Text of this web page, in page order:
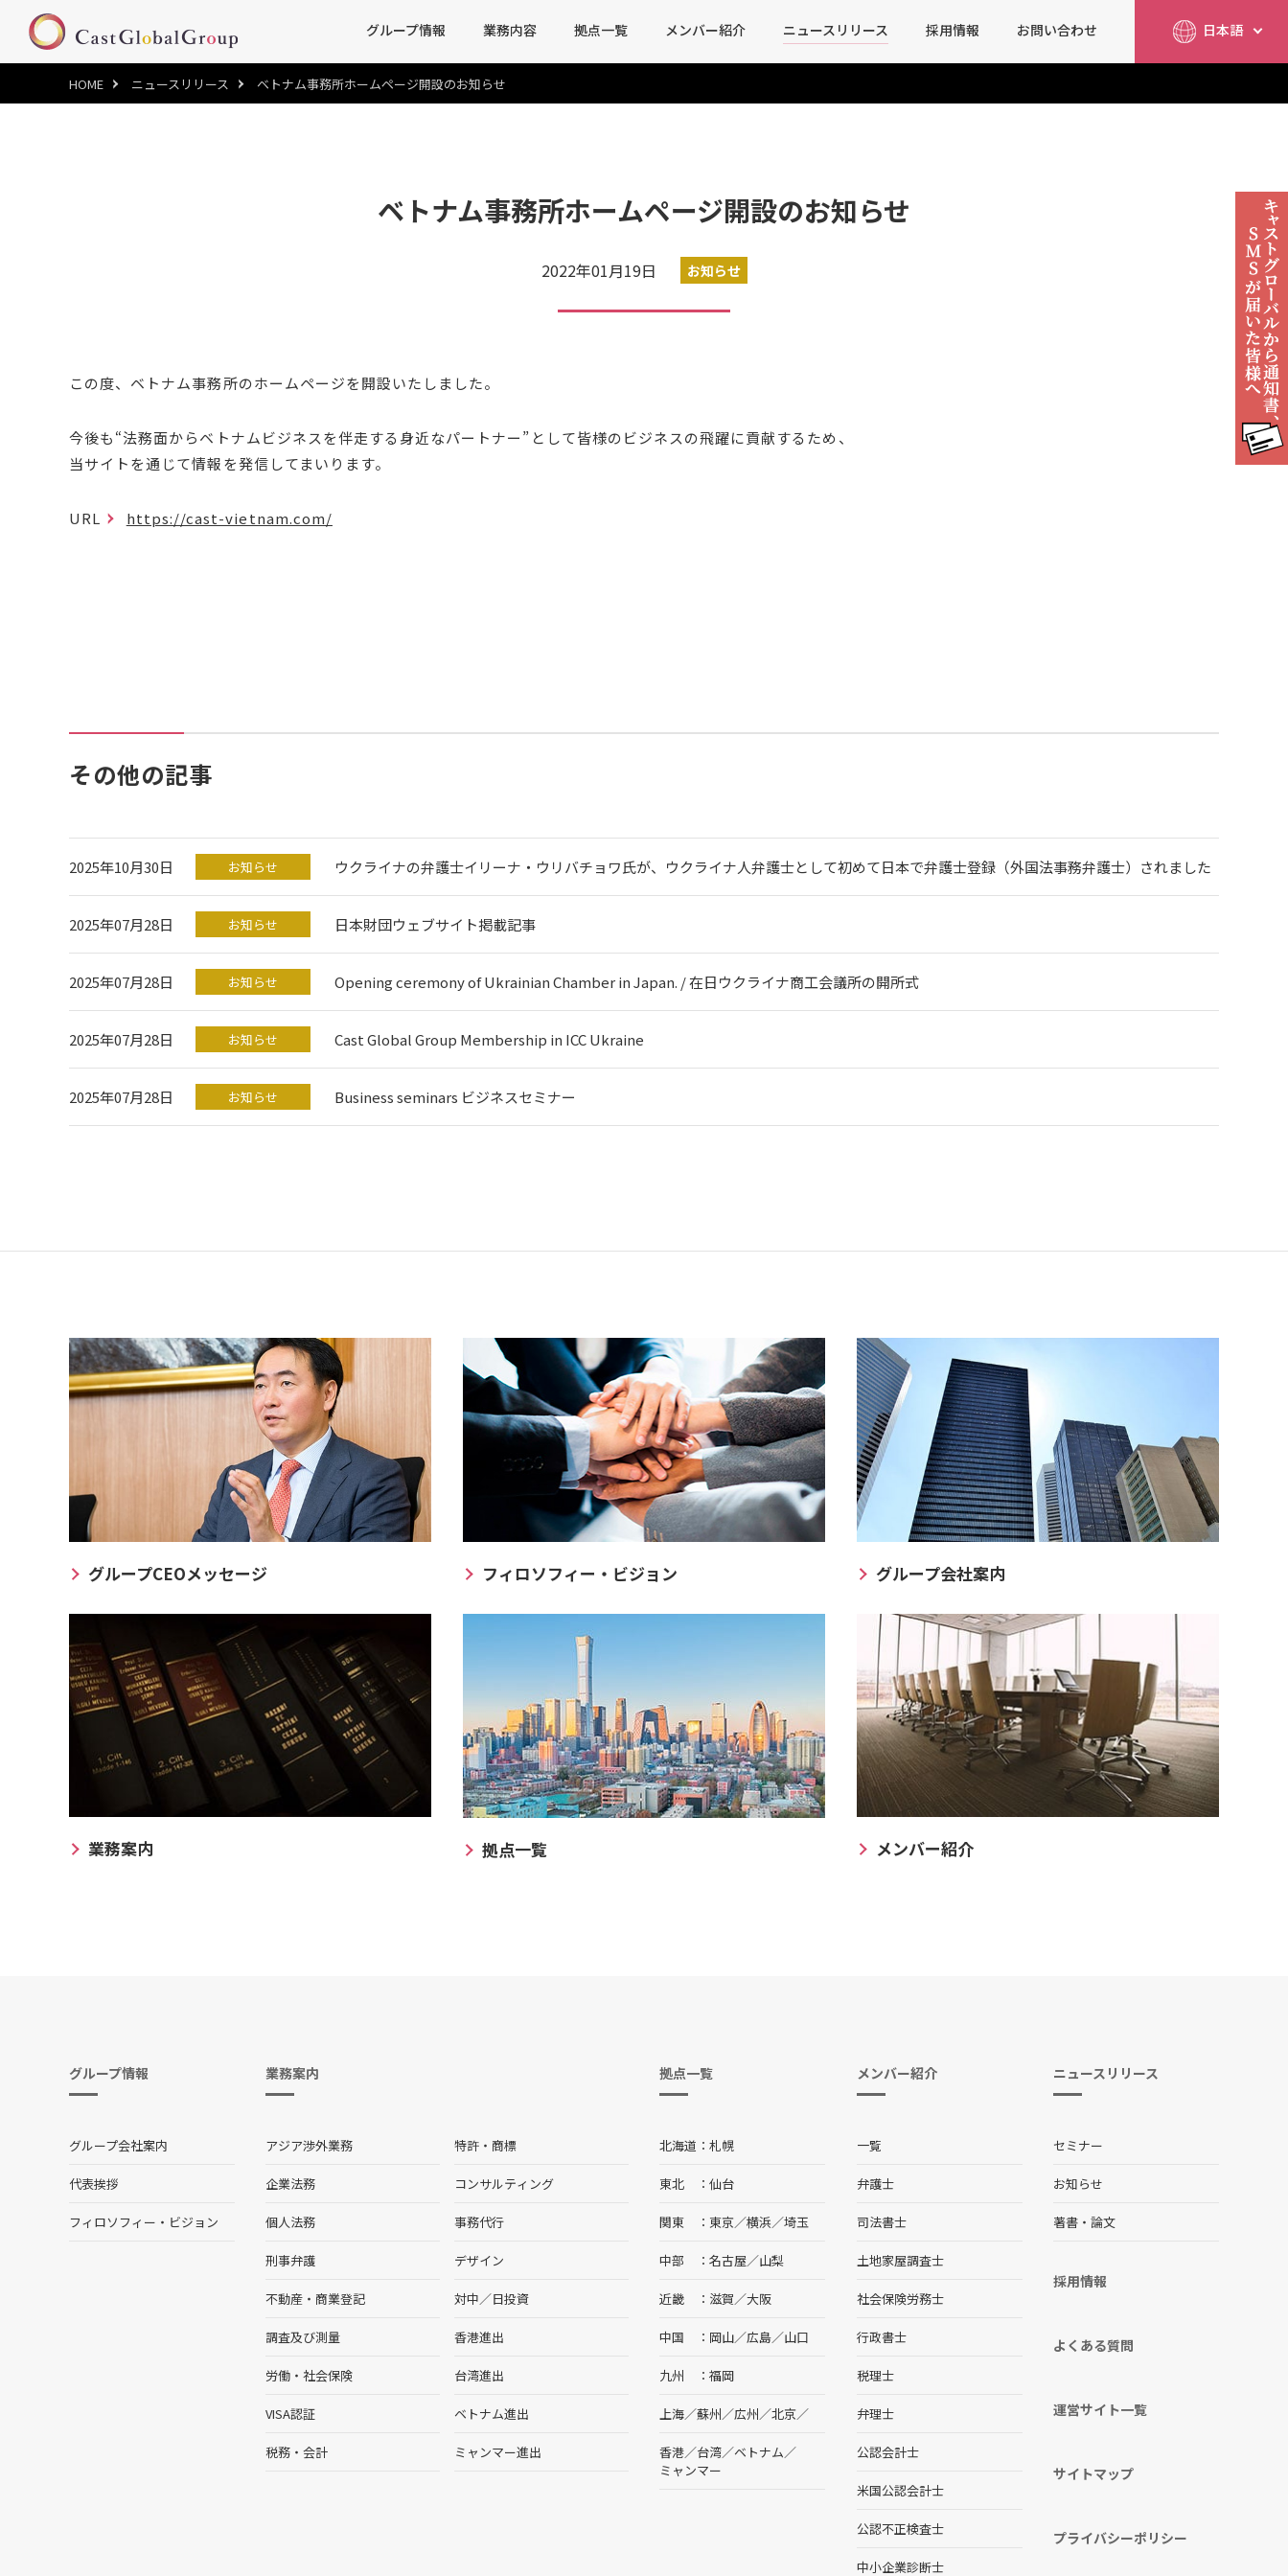
グループ情報 業務内容 拠点一覧 メンバー紹介 ニュースリリース 採用情報 お問い合わせ 日本語
HOME ニュースリリース ベトナム事務所ホームページ開設のお知らせ
ベトナム事務所ホームページ開設のお知らせ
2022年01月19日 お知らせ
この度、ベトナム事務所のホームページを開設いたしました。
今後も“法務面からベトナムビジネスを伴走する身近なパートナー”として皆様のビジネスの飛躍に貢献するため、
当サイトを通じて情報を発信してまいります。
URL https://cast-vietnam.com/
その他の記事
2025年10月30日 お知らせ ウクライナの弁護士イリーナ・ウリバチョワ氏が、ウクライナ人弁護士として初めて日本で弁護士登録（外国法事務弁護士）されました
2025年07月28日 お知らせ 日本財団ウェブサイト掲載記事
2025年07月28日 お知らせ Opening ceremony of Ukrainian Chamber in Japan. / 在日ウクライナ商工会議所の開所式
2025年07月28日 お知らせ Cast Global Group Membership in ICC Ukraine
2025年07月28日 お知らせ Business seminars ビジネスセミナー
グループCEOメッセージ フィロソフィー・ビジョン グループ会社案内
業務案内 拠点一覧 メンバー紹介
グループ情報
グループ会社案内
代表挨拶
フィロソフィー・ビジョン
業務案内
アジア渉外業務
企業法務
個人法務
刑事弁護
不動産・商業登記
調査及び測量
労働・社会保険
VISA認証
税務・会計
特許・商標
コンサルティング
事務代行
デザイン
対中／日投資
香港進出
台湾進出
ベトナム進出
ミャンマー進出
拠点一覧
北海道 札幌
東北 仙台
関東 東京／横浜／埼玉
中部 名古屋／山梨
近畿 滋賀／大阪
中国 岡山／広島／山口
九州 福岡
上海／蘇州／広州／北京／
香港／台湾／ベトナム／
ミャンマー
メンバー紹介
一覧
弁護士
司法書士
土地家屋調査士
社会保険労務士
行政書士
税理士
弁理士
公認会計士
米国公認会計士
公認不正検査士
中小企業診断士
ニュースリリース
セミナー
お知らせ
著書・論文
採用情報
よくある質問
運営サイト一覧
サイトマップ
プライバシーポリシー